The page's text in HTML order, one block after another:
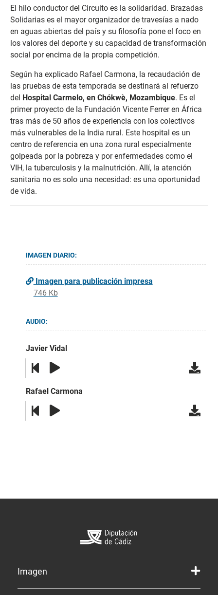
El hilo conductor del Circuito es la solidaridad. Brazadas
Solidarias es el mayor organizador de travesías a nado
en aguas abiertas del país y su filosofía pone el foco en
los valores del deporte y su capacidad de transformación
social por encima de la propia competición.
Según ha explicado Rafael Carmona, la recaudación de
las pruebas de esta temporada se destinará al refuerzo
del Hospital Carmelo, en Chókwè, Mozambique. Es el
primer proyecto de la Fundación Vicente Ferrer en África
tras más de 50 años de experiencia con los colectivos
más vulnerables de la India rural. Este hospital es un
centro de referencia en una zona rural especialmente
golpeada por la pobreza y por enfermedades como el
VIH, la tuberculosis y la malnutrición. Allí, la atención
sanitaria no es solo una necesidad: es una oportunidad
de vida.
IMAGEN DIARIO:
Imagen para publicación impresa
746 Kb
AUDIO:
Javier Vidal
Rafael Carmona
Imagen